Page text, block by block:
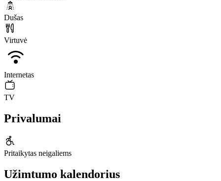
Dušas
Virtuvė
Internetas
TV
Privalumai
Pritaikytas neigaliems
Užimtumo kalendorius